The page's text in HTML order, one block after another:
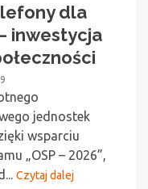
dla
inwestycja
jednostek
wsparciu
„OSP – 2026”,
Czytaj dalej